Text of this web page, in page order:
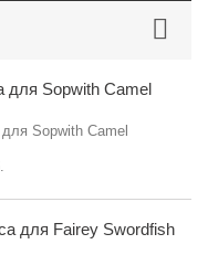
для Sopwith Camel
Sopwith Camel
для Fairey Swordfish